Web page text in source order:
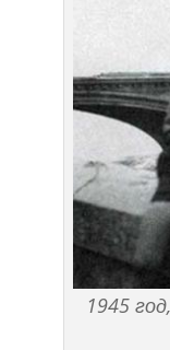
1945